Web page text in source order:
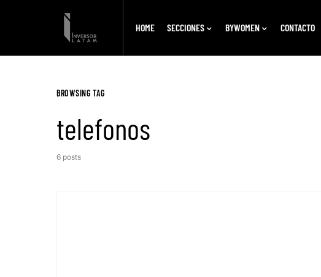
HOME SECCIONES BYWOMEN CONTACTO
BROWSING TAG
telefonos
6 posts